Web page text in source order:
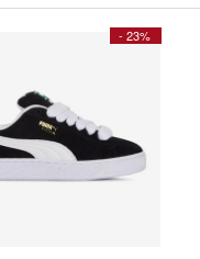
- 23%